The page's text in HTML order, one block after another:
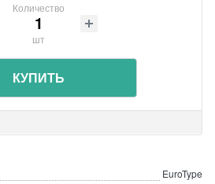
Количество
шт
КУПИТЬ
EuroType